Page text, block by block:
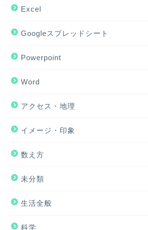
Excel
Googleスプレッドシート
Powerpoint
Word
アクセス・地理
イメージ・印象
数え方
未分類
生活全般
科学